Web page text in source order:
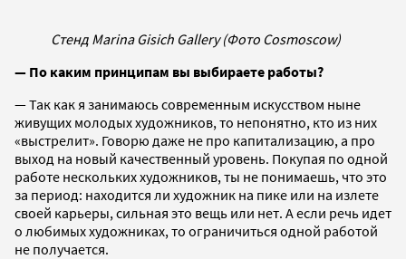
Стенд Marina Gisich Gallery (Фото Cosmoscow)
— По каким принципам вы выбираете работы?
— Так как я занимаюсь современным искусством ныне
живущих молодых художников, то непонятно, кто из них
«выстрелит». Говорю даже не про капитализацию, а про
выход на новый качественный уровень. Покупая по одной
работе нескольких художников, ты не понимаешь, что это
за период: находится ли художник на пике или на излете
своей карьеры, сильная это вещь или нет. А если речь идет
о любимых художниках, то ограничиться одной работой
не получается.